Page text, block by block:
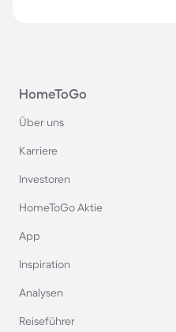
HomeToGo
Über uns
Karriere
Investoren
HomeToGo Aktie
App
Inspiration
Analysen
Reiseführer